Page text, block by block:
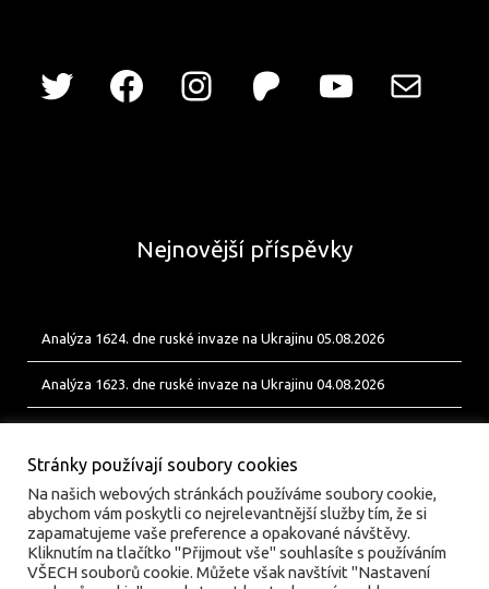
Nejnovější příspěvky
Analýza 1624. dne ruské invaze na Ukrajinu 05.08.2026
Analýza 1623. dne ruské invaze na Ukrajinu 04.08.2026
Stránky používají soubory cookies
Na našich webových stránkách používáme soubory cookie,
abychom vám poskytli co nejrelevantnější služby tím, že si
zapamatujeme vaše preference a opakované návštěvy.
Kliknutím na tlačítko "Přijmout vše" souhlasíte s používáním
VŠECH souborů cookie. Můžete však navštívit "Nastavení